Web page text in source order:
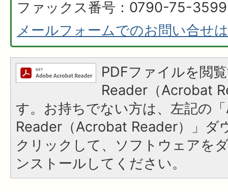
ファックス番号：0790-75-3599
メールフォームでのお問い合せ
PDFファイルを閲
Reader（Acrobat
す。お持ちでない方は、左記の
Reader（Acrobat Reader）」ダ
クリックして、ソフトウェアを
ンストールしてください。